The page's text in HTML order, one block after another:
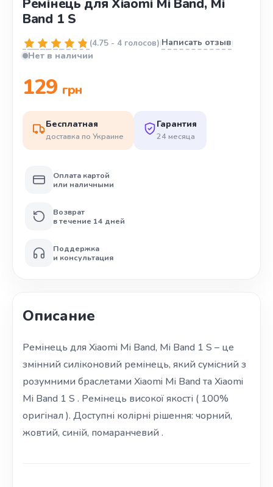
Ремінець для Xiaomi Mi Band, Mi
Band 1 S
(4.75 - 4 голосов)|Написать отзыв|
Нет в наличии
129 грн
Бесплатная
доставка по Украине
Гарантия
24 месяца
Оплата картой
или наличными
Возврат
в течение 14 дней
Поддержка
и консультация
Описание
Ремінець для Xiaomi Mi Band, Mi Band 1 S – це
змінний силіконовий ремінець, який сумісний з
розумними браслетами Xiaomi Mi Band та Xiaomi
Mi Band 1 S . Ремінець високої якості ( 100%
оригінал ). Доступні колірні рішення: чорний,
жовтий, синій, помаранчевий .